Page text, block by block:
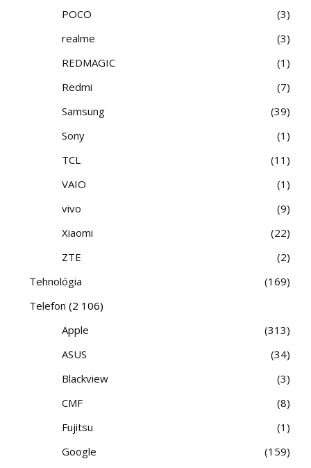
POCO
3
realme
3
REDMAGIC
1
Redmi
7
Samsung
39
Sony
1
TCL
11
VAIO
1
vivo
9
Xiaomi
22
ZTE
2
Tehnológia
169
Telefon (2 106)
Apple
313
ASUS
34
Blackview
3
CMF
8
Fujitsu
1
Google
159